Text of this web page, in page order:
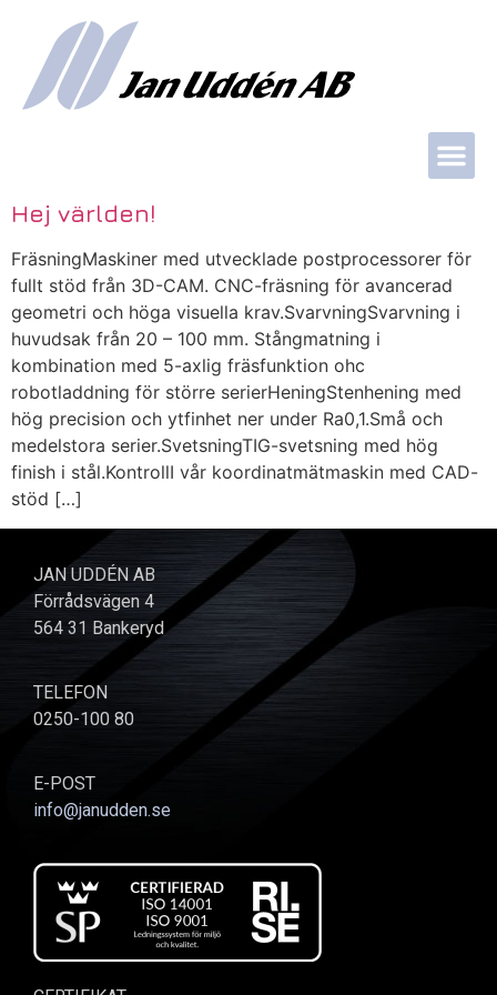
Hej världen!
FräsningMaskiner med utvecklade postprocessorer för
fullt stöd från 3D-CAM. CNC-fräsning för avancerad
geometri och höga visuella krav.SvarvningSvarvning i
huvudsak från 20 – 100 mm. Stångmatning i
kombination med 5-axlig fräsfunktion ohc
robotladdning för större serierHeningStenhening med
hög precision och ytfinhet ner under Ra0,1.Små och
medelstora serier.SvetsningTIG-svetsning med hög
finish i stål.KontrollI vår koordinatmätmaskin med CAD-
stöd […]
JAN UDDÉN AB
Förrådsvägen 4
564 31 Bankeryd
TELEFON
0250-100 80
E-POST
info@janudden.se